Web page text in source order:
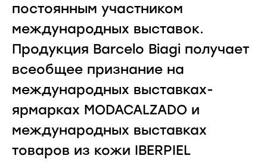
постоянным участником
международных выставок.
Продукция Barcelo Biagi получает
всеобщее признание на
международных выставках-
ярмарках MODACALZADO и
международных выставках
товаров из кожи IBERPIEL